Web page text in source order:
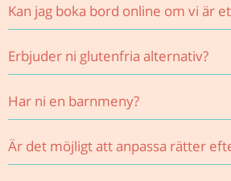
Kan jag boka bord online om vi är
Erbjuder ni glutenfria alternativ?
Har ni en barnmeny?
Är det möjligt att anpassa rätter